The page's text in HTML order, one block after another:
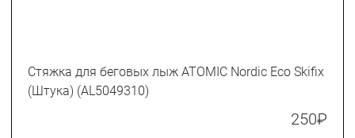
Стяжка для беговых лыж ATOMIC Nordic Eco Skifix
(Штука) (AL5049310)
250₽